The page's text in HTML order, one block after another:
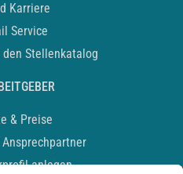
Karriere
Service
den Stellenkatalog
& Preise
anlegen